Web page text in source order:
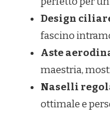
Design
fascino
Aste
maestria,
Naselli
ottimale e